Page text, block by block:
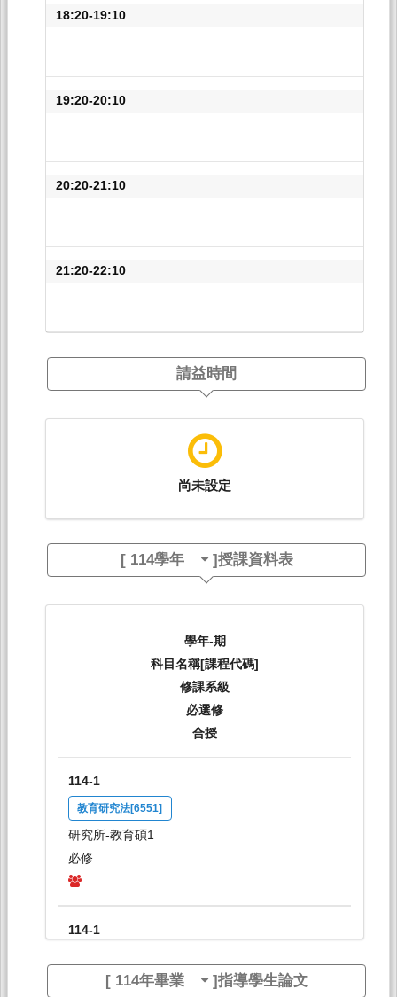
18:20-19:10
19:20-20:10
20:20-21:10
21:20-22:10
請益時間
尚未設定
[ 114學年 ]授課資料表
學年-期
科目名稱[課程代碼]
修課系級
必選修
合授
114-1
教育研究法[6551]
研究所-教育碩1
必修
114-1
研究所-教育碩2
[ 114年畢業 ]指導學生論文